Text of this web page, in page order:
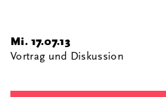
Mi. 17.07.13
Vortrag und Diskussion